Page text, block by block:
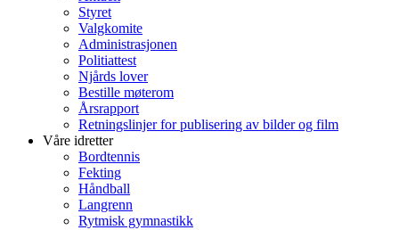
Styret
Valgkomite
Administrasjonen
Politiattest
Njårds lover
Bestille møterom
Årsrapport
Retningslinjer for publisering av bilder og film
Våre idretter
Bordtennis
Fekting
Håndball
Langrenn
Rytmisk gymnastikk